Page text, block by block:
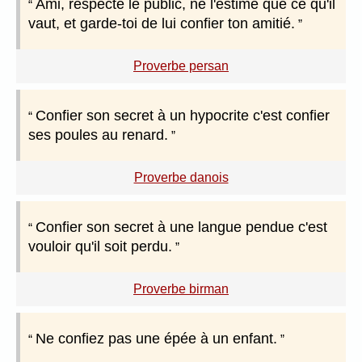
Ami, respecte le public, ne l'estime que ce qu'il
vaut, et garde-toi de lui confier ton amitié.
Proverbe persan
Confier son secret à un hypocrite c'est confier
ses poules au renard.
Proverbe danois
Confier son secret à une langue pendue c'est
vouloir qu'il soit perdu.
Proverbe birman
Ne confiez pas une épée à un enfant.